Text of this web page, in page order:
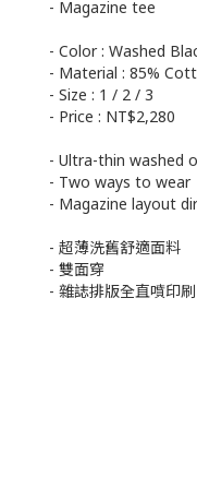
- Magazine tee
- Color : Washed
- Material : 85%
- Size : 1 / 2 / 3
- Price : NT$2,280
- Ultra-thin washed
- Two ways to wear
- Magazine layout
- 超薄洗舊舒適面料
- 雙面穿
- 雜誌排版全直噴印刷